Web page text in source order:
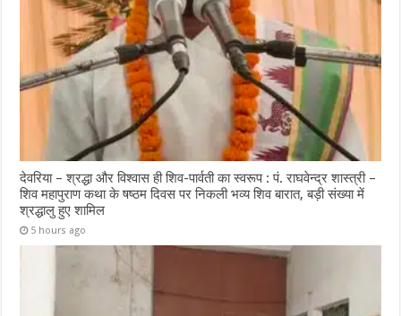
देवरिया – श्रद्धा और विश्वास ही शिव-पार्वती का स्वरूप : पं. राघवेन्द्र शास्त्री –
शिव महापुराण कथा के षष्ठम दिवस पर निकली भव्य शिव बारात, बड़ी संख्या में
श्रद्धालु हुए शामिल
5 hours ago